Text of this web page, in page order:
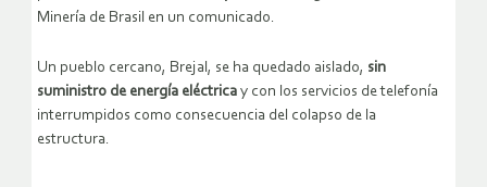
Minería de Brasil en un comunicado.
Un pueblo cercano, Brejal, se ha quedado aislado, sin
suministro de energía eléctrica y con los servicios de telefonía
interrumpidos como consecuencia del colapso de la
estructura.